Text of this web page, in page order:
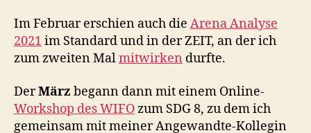
Im Februar erschien auch die Arena Analyse
2021 im Standard und in der ZEIT, an der ich
zum zweiten Malmitwirken durfte.
DerMärz begann dann mit einem Online-
Workshop des WIFOzum SDG 8, zu dem ich
gemeinsam mit meiner Angewandte-Kollegin